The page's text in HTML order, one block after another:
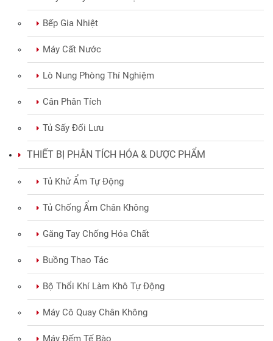
Máy Khuấy Từ Gia Nhiệt
Bếp Gia Nhiệt
Máy Cất Nước
Lò Nung Phòng Thí Nghiệm
Cân Phân Tích
Tủ Sấy Đối Lưu
THIẾT BỊ PHÂN TÍCH HÓA & DƯỢC PHẨM
Tủ Khử Ẩm Tự Động
Tủ Chống Ẩm Chân Không
Găng Tay Chống Hóa Chất
Buồng Thao Tác
Bộ Thổi Khí Làm Khô Tự Động
Máy Cô Quay Chân Không